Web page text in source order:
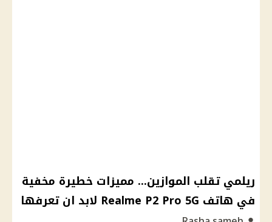
ريلمي تقلب الموازين... مميزات خطيرة مخفية
في هاتف Realme P2 Pro 5G لابد ان تعرفها